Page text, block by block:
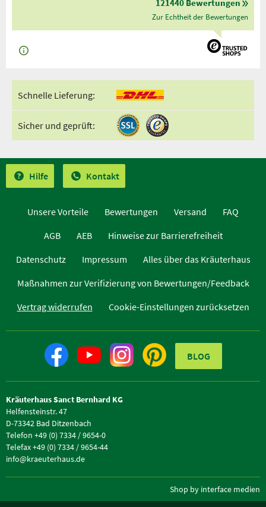
121440 Bewertungen
Zur Echtheit der Bewertungen
Schnelle Lieferung:
Sicher und geprüft:
Hilfe Kontakt
Unsere Vorteile Bewertungen Versand
FAQ
AGB
AEB
Hinweise zur Barrierefreiheit
Datenschutz
Impressum
Alles über das Kräuterhaus
Maßnahmen zur Verifizierung von Bewertungen/Feedback
Vertrag widerrufen
Cookie-Einstellungen zurücksetzen
BLOG
Kräuterhaus Sanct Bernhard KG
Helfensteinstr. 47
D-73342 Bad Ditzenbach
Telefon +49 (0) 7334 / 9654-0
Telefax +49 (0) 7334 / 9654-44
info@kraeuterhaus.de
Shop by interface medien